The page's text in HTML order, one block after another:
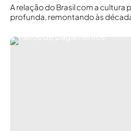
A relação do Brasil com a cultura
profunda, remontando às